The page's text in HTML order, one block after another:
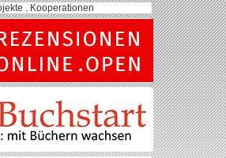
. Kooperationen